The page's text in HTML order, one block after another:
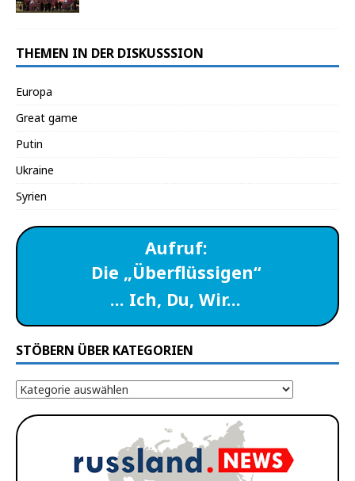
THEMEN IN DER DISKUSSSION
Europa
Great game
Putin
Ukraine
Syrien
Aufruf:
Die „Überflüssigen“
… Ich, Du, Wir…
STÖBERN ÜBER KATEGORIEN